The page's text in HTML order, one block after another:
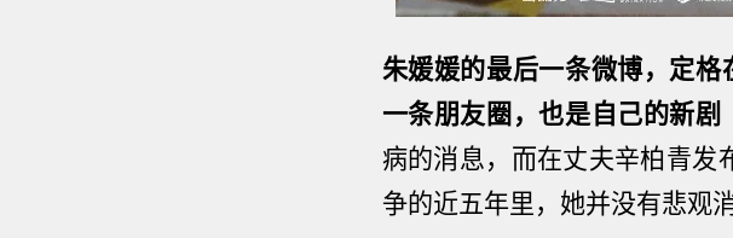
朱媛媛的最后一条微博，定格
一条朋友圈，也是自己的新剧
病的消息，而在丈夫辛柏青发
争的近五年里，她并没有悲观